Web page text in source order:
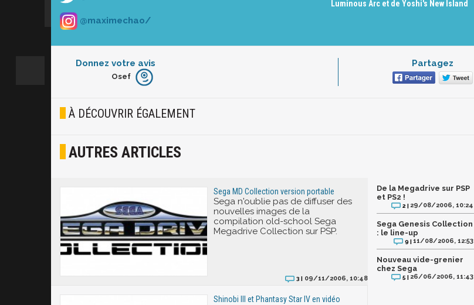
@maximechao/
Luminous Arc et de Yoshi's New Island
Donnez votre avis
Furieux
Joyeux
Osef
Partagez
À DÉCOUVRIR ÉGALEMENT
AUTRES ARTICLES
Sega MD Collection version portable
Sega n'oublie pas de diffuser des
nouvelles images de la
compilation old-school Sega
Megadrive Collection sur PSP.
3 | 09/11/2006, 10:48
Shinobi III et Phantasy Star IV en vidéo
De la Megadrive sur PSP
et PS2 !
2 | 29/08/2006, 10:24
Sega Genesis Collection
: le line-up
9 |11/08/2006, 12:53
Nouveau vide-grenier
chez Sega
5 | 26/06/2006, 11:43